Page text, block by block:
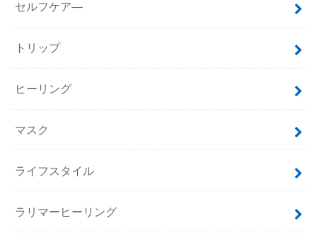
セルフケア―
トリップ
ヒーリング
マスク
ライフスタイル
ラリマーヒーリング